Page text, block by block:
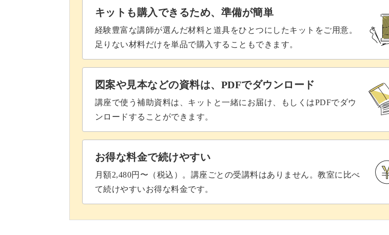
キットも購入できるため、準備が簡単
経験豊富な講師が選んだ材料と道具をひとつにしたキットをご用意。
足りない材料だけを単品で購入することもできます。
図案や見本などの資料は、PDFでダウンロード
講座で使う補助資料は、キットと一緒にお届け、もしくはPDFでダウ
ンロードすることができます。
お得な料金で続けやすい
月額2,480円〜（税込）。講座ごとの受講料はありません。教室に比べ
て続けやすいお得な料金です。